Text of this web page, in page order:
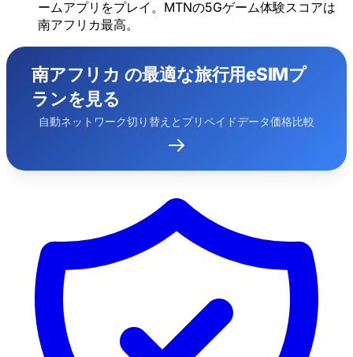
ームアプリをプレイ。MTNの5Gゲーム体験スコアは
南アフリカ最高。
南アフリカ の最適な旅行用eSIMプ
ランを見る
自動ネットワーク切り替えとプリペイドデータ価格比較